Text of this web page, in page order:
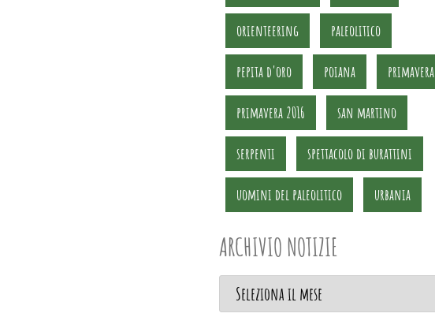
orienteering paleolitico
pepita d'oro poiana primavera
primavera 2016 san martino
serpenti spettacolo di burattini
uomini del paleolitico urbania
ARCHIVIO NOTIZIE